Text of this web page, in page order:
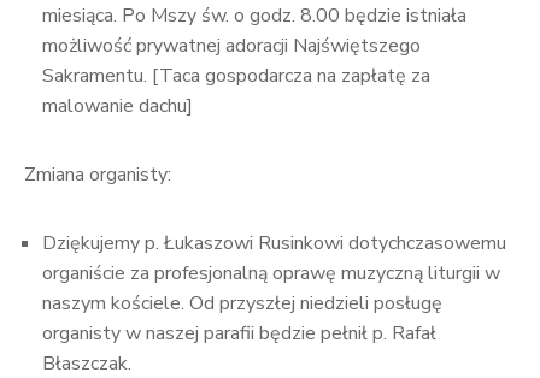
miesiąca. Po Mszy św. o godz. 8.00 będzie istniała
możliwość prywatnej adoracji Najświętszego
Sakramentu. [Taca gospodarcza na zapłatę za
malowanie dachu]
Zmiana organisty:
Dziękujemy p. Łukaszowi Rusinkowi dotychczasowemu
organiście za profesjonalną oprawę muzyczną liturgii w
naszym kościele. Od przyszłej niedzieli posługę
organisty w naszej parafii będzie pełnił p. Rafał
Błaszczak.